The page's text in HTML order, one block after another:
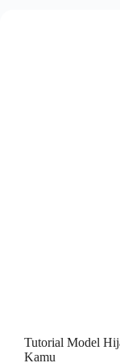
Tutorial Model
Kamu